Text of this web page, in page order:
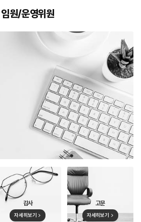
임원/운영위원
감사
자세히보기
고문
자세히보기